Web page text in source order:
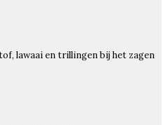
lawaai en trillingen bij het zagen